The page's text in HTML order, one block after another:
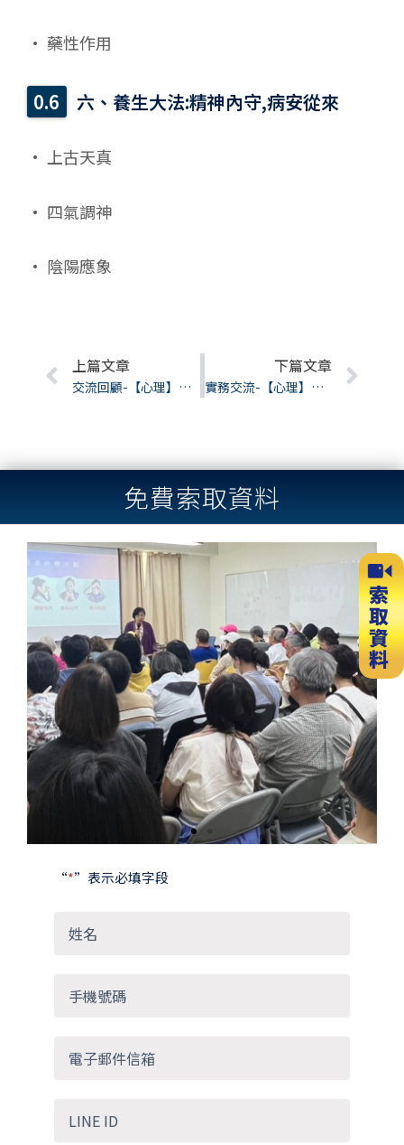
• 藥性作用
六、養生大法:精神內守,病安從來
• 上古天真
• 四氣調神
• 陰陽應象
Prev
上篇文章
交流回顧-【心理】從環境心理學看空間如何影響人的狀態
下篇文章
實務交流-【心理】環境心理學-邱柏維
免費索取資料
“*”表示必填字段
Previous
slide
Next
slide